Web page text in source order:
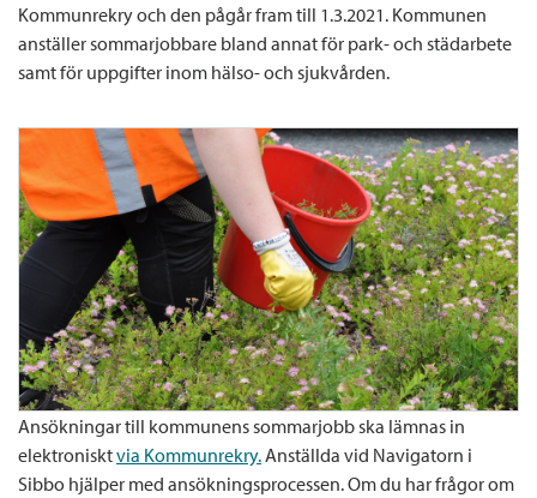
Kommunrekry och den pågår fram till 1.3.2021. Kommunen
anställer sommarjobbare bland annat för park- och städarbete
samt för uppgifter inom hälso- och sjukvården.
Ansökningar till kommunens sommarjobb ska lämnas in
elektronisktvia Kommunrekry.Anställda vid Navigatorn i
Sibbo hjälper med ansökningsprocessen. Om du har frågor om